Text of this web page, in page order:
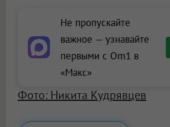
Не пропускайте
важное — узнавайте
первыми с Om1 в
«Макс»
Фото: Никита Кудрявцев